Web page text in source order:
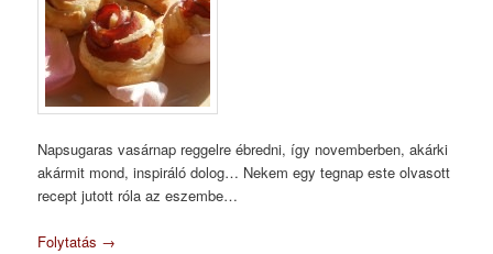
Napsugaras vasárnap reggelre ébredni, így novemberben, akárki
akármit mond, inspiráló dolog… Nekem egy tegnap este olvasott
recept jutott róla az eszembe…
Folytatás →